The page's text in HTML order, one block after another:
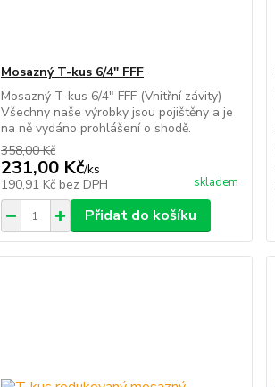
Mosazný T-kus 6/4" FFF
Mosazný T-kus 6/4" FFF (Vnitřní závity)
Všechny naše výrobky jsou pojištěny a je
na ně vydáno prohlášení o shodě.
358,00 Kč
231,00 Kč/ks
190,91 Kč bez DPH skladem
Přidat do košíku